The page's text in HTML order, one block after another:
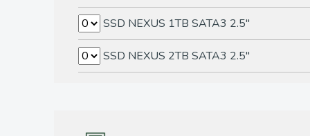
SSD NEXUS 1TB SATA3 2.5"
SSD NEXUS 2TB SATA3 2.5"